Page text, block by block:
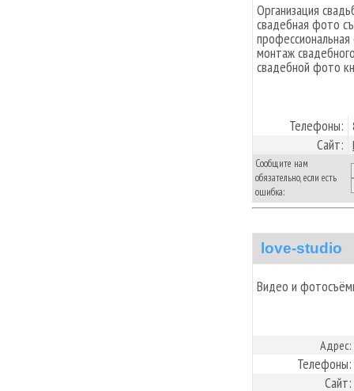
Организация
свадебная фото
монтаж
свадебной фото
Телефоны:
Сайт:
Сообщите нам
обязательно, если есть
ошибка:
love-studio
Видео и
Адрес:
Телефоны:
Сайт: